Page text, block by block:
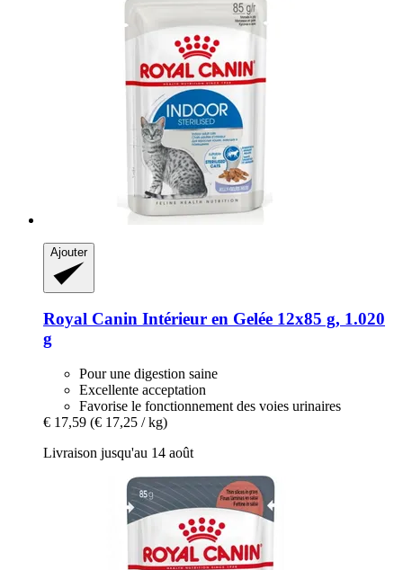
Ajouter
Royal Canin Intérieur en Gelée 12x85 g, 1.020
g
Pour une digestion saine
Excellente acceptation
Favorise le fonctionnement des voies urinaires
€ 17,59 (€ 17,25 / kg)
Livraison jusqu'au 14 août